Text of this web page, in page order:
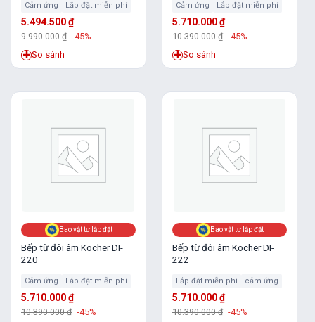
Cảm ứng Lắp đặt miễn phí
5.494.500₫
9.990.000₫ -45%
So sánh
Cảm ứng Lắp đặt miễn phí
5.710.000₫
10.390.000₫ -45%
So sánh
Bao vật tư lắp đặt
Bếp từ đôi âm Kocher DI-
220
Cảm ứng Lắp đặt miễn phí
5.710.000₫
10.390.000₫ -45%
Bao vật tư lắp đặt
Bếp từ đôi âm Kocher DI-
222
Lắp đặt miễn phí cảm ứng
5.710.000₫
10.390.000₫ -45%